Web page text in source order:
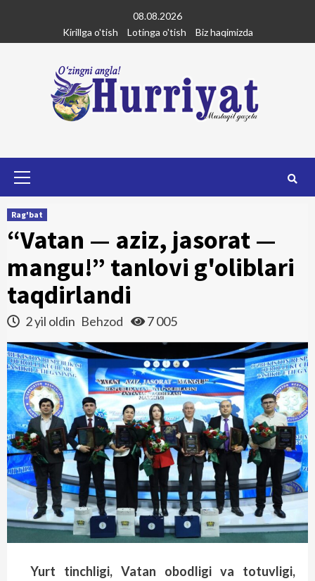
content
08.08.2026
Kirillga o'tish
Lotinga o'tish Biz haqimizda
Rag'bat
“Vatan — aziz, jasorat —
mangu!” tanlovi g'oliblari
taqdirlandi
2 yil oldin Behzod 7 005
Yurt tinchligi, Vatan obodligi va totuvligi,